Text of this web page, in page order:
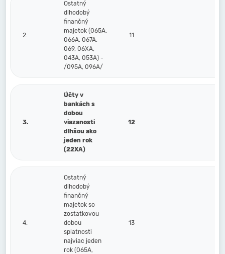
2.
Ostatný
dlhodobý
finančný
majetok (065A,
066A, 067A,
069, 06XA,
043A, 053A) -
/095A, 096A/
11
3.
Účty v
bankách s
dobou
viazanosti
dlhšou ako
jeden rok
(22XA)
12
4.
Ostatný
dlhodobý
finančný
majetok so
zostatkovou
dobou
splatnosti
najviac jeden
rok (065A,
13